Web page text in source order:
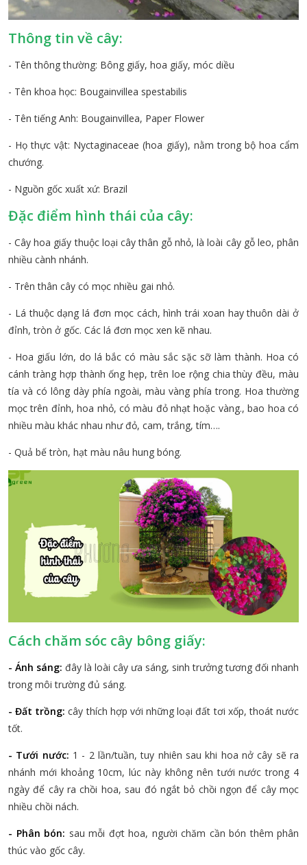
Thông tin về cây:
- Tên thông thường: Bông giấy, hoa giấy, móc diều
- Tên khoa học: Bougainvillea spestabilis
- Tên tiếng Anh: Bougainvillea, Paper Flower
- Họ thực vật: Nyctaginaceae (hoa giấy), nằm trong bộ hoa cẩm
chướng.
- Nguồn gốc xuất xứ: Brazil
Đặc điểm hình thái của cây:
- Cây hoa giấy thuộc loại cây thân gỗ nhỏ, là loài cây gỗ leo, phân
nhiều cành nhánh.
- Trên thân cây có mọc nhiều gai nhỏ.
- Lá thuộc dạng lá đơn mọc cách, hình trái xoan hay thuôn dài ở
đỉnh, tròn ở gốc. Các lá đơn mọc xen kẽ nhau.
- Hoa giấu lớn, do lá bắc có màu sắc sặc sỡ làm thành. Hoa có
cánh tràng hợp thành ống hẹp, trên loe rộng chia thùy đều, màu
tía và có lông dày phía ngoài, màu vàng phía trong. Hoa thường
mọc trên đỉnh, hoa nhỏ, có màu đỏ nhạt hoặc vàng., bao hoa có
nhiều màu khác nhau như đỏ, cam, trắng, tím….
- Quả bế tròn, hạt màu nâu hung bóng.
Cách chăm sóc cây bông giấy:
- Ánh sáng: đây là loài cây ưa sáng, sinh trưởng tương đối nhanh
trong môi trường đủ sáng.
- Đất trồng:cây thích hợp với những loại đất tơi xốp, thoát nước
tốt.
- Tưới nước: 1 - 2 lần/tuần, tuy nhiên sau khi hoa nở cây sẽ ra
nhánh mới khoảng 10cm, lúc này không nên tưới nước trong 4
ngày để cây ra chồi hoa, sau đó ngắt bỏ chồi ngọn để cây mọc
nhiều chồi nách.
- Phân bón: sau mỗi đợt hoa, người chăm cần bón thêm phân
thúc vào gốc cây.